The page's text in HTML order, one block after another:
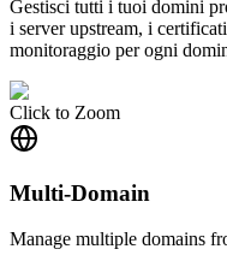
Gestisci tutti i tuoi domini
i server upstream, i
monitoraggio per ogni
Click to Zoom
Multi-Domain
Manage multiple domains